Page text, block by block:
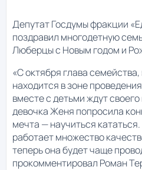
Депутат Госдумы фракции
поздравил многодетную
Люберцы с Новым годом и
«С октября глава
находится в зоне
вместе с детьми ждут
девочка Женя попросила
мечта — научиться
работает множество
теперь она будет чаще
прокомментировал Роман